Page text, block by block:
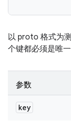
以 proto 格式为
个键都必须是唯
参数
key